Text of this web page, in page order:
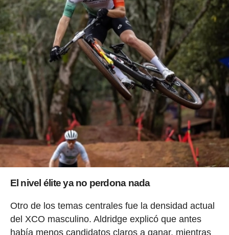
El nivel élite ya no perdona nada
Otro de los temas centrales fue la densidad actual
del XCO masculino. Aldridge explicó que antes
había menos candidatos claros a ganar, mientras